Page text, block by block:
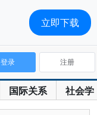
国际关系 社会学
登录 注册
立即下载